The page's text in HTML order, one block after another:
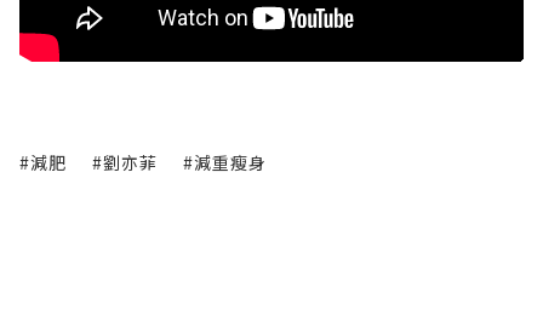
#減肥 #劉亦菲 #減重瘦身